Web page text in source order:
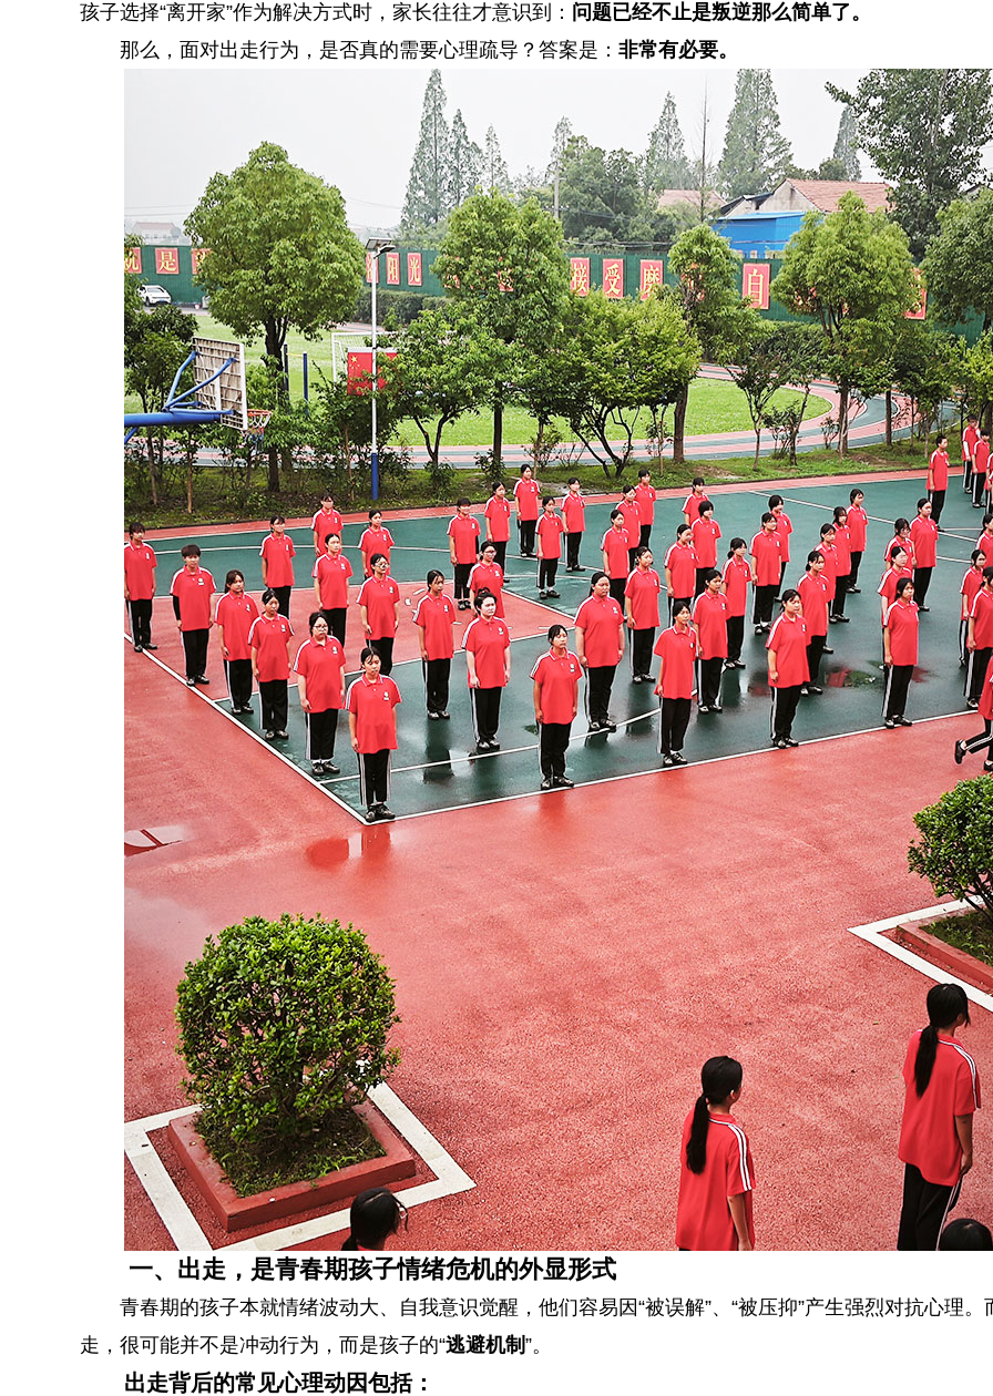
孩子选择“离开家”作为解决方式时，家长往往才意识到： 问题已经不止是叛逆那么简单了。
那么，面对出走行为，是否真的需要心理疏导？答案是： 非常有必要。
一、出走，是青春期孩子情绪危机的外显形式
青春期的孩子本就情绪波动大、自我意识觉醒，他们容易因“被误解”、“被压抑”产生强烈对抗心理。
走，很可能并不是冲动行为，而是孩子的“逃避机制 ”。
出走背后的常见心理动因包括：